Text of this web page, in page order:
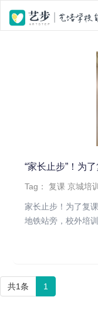
位置 : 首页 > Tag 标签页面
“家长止步”！为
Tag：复课 京城培
家长止步！为了复
地铁站旁，校外培
共1条 1